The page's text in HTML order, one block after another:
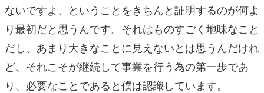
ないですよ、ということをきちんと証明するのが何よ
り最初だと思うんです。それはものすごく地味なこと
だし、あまり大きなことに見えないとは思うんだけれ
ど、それこそが継続して事業を行う為の第一歩であ
り、必要なことであると僕は認識しています。